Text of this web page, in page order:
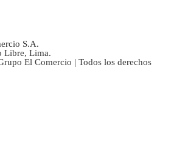
S.A.
Libre, Lima.
El Comercio | Todos los derechos